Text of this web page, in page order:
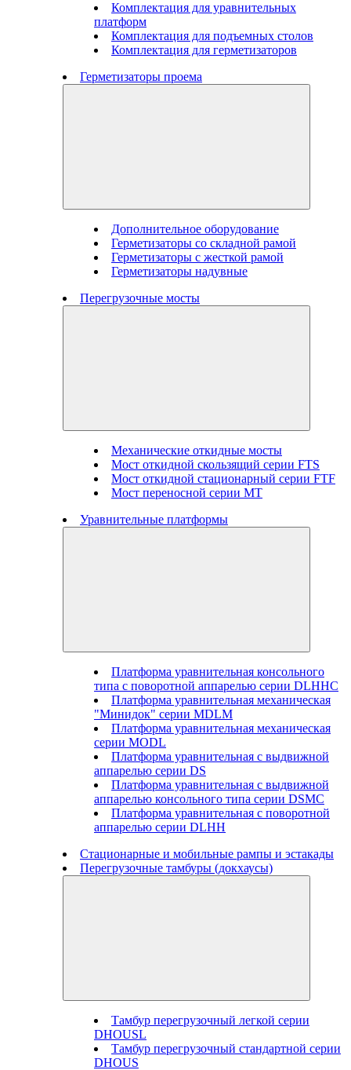
Комплектация для уравнительных
платформ
Комплектация для подъемных столов
Комплектация для герметизаторов
Герметизаторы проема
Дополнительное оборудование
Герметизаторы со складной рамой
Герметизаторы с жесткой рамой
Герметизаторы надувные
Перегрузочные мосты
Механические откидные мосты
Мост откидной скользящий серии FTS
Мост откидной стационарный серии FTF
Мост переносной серии MT
Уравнительные платформы
Платформа уравнительная консольного
типа с поворотной аппарелью серии DLHHC
Платформа уравнительная механическая
"Минидок" серии MDLM
Платформа уравнительная механическая
серии MODL
Платформа уравнительная с выдвижной
аппарелью серии DS
Платформа уравнительная с выдвижной
аппарелью консольного типа серии DSMC
Платформа уравнительная с поворотной
аппарелью серии DLHH
Стационарные и мобильные рампы и эстакады
Перегрузочные тамбуры (докхаусы)
Тамбур перегрузочный легкой серии
DHOUSL
Тамбур перегрузочный стандартной серии
DHOUS